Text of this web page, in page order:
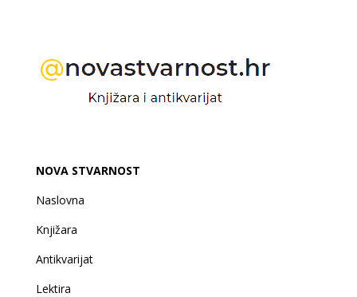
NOVA STVARNOST
Naslovna
Knjižara
Antikvarijat
Lektira